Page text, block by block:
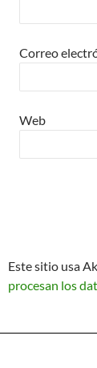
Correo
Web
Este sitio usa
procesan los